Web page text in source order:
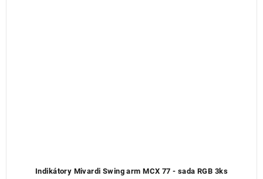
Indikátory Mivardi Swing arm MCX 77 - sada RGB 3ks